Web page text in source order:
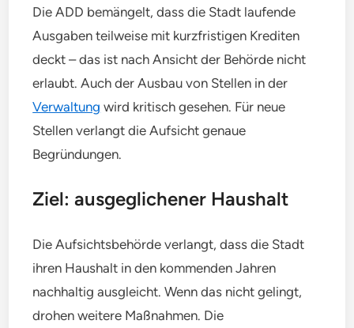
Die ADD bemängelt, dass die Stadt laufende
Ausgaben teilweise mit kurzfristigen Krediten
deckt – das ist nach Ansicht der Behörde nicht
erlaubt. Auch der Ausbau von Stellen in der
Verwaltung wird kritisch gesehen. Für neue
Stellen verlangt die Aufsicht genaue
Begründungen.
Ziel: ausgeglichener Haushalt
Die Aufsichtsbehörde verlangt, dass die Stadt
ihren Haushalt in den kommenden Jahren
nachhaltig ausgleicht. Wenn das nicht gelingt,
drohen weitere Maßnahmen. Die